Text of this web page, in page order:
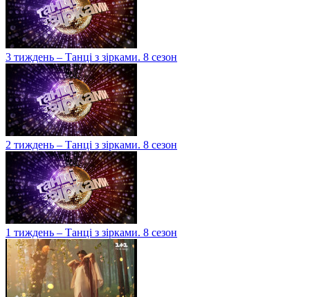
3 тиждень – Танці з зірками. 8 сезон
2 тиждень – Танці з зірками. 8 сезон
1 тиждень – Танці з зірками. 8 сезон